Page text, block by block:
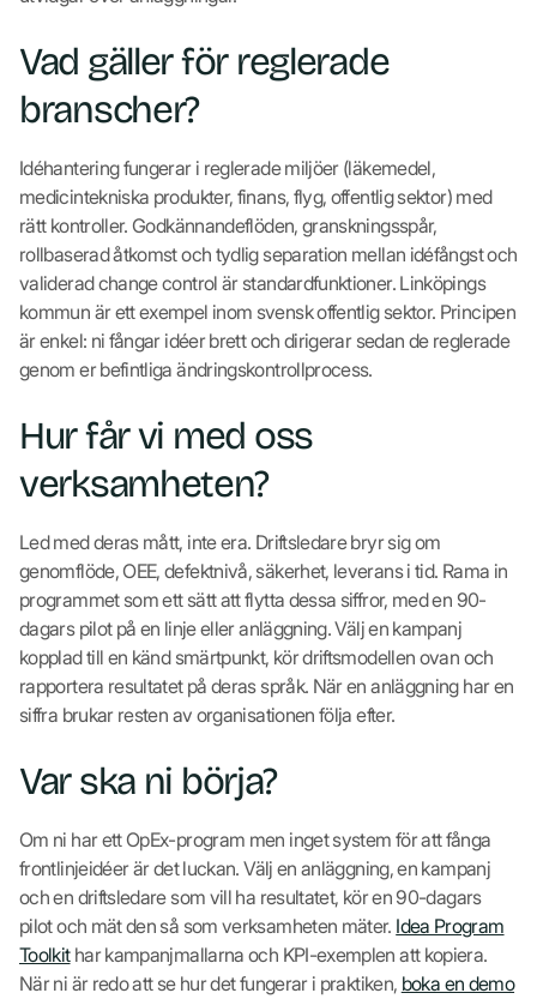
Vad gäller för reglerade
branscher?
Idéhantering fungerar i reglerade miljöer (läkemedel,
medicintekniska produkter, finans, flyg, offentlig sektor) med
rätt kontroller. Godkännandeflöden, granskningsspår,
rollbaserad åtkomst och tydlig separation mellan idéfångst och
validerad change control är standardfunktioner. Linköpings
kommun är ett exempel inom svensk offentlig sektor. Principen
är enkel: ni fångar idéer brett och dirigerar sedan de reglerade
genom er befintliga ändringskontrollprocess.
Hur får vi med oss
verksamheten?
Led med deras mått, inte era. Driftsledare bryr sig om
genomflöde, OEE, defektnivå, säkerhet, leverans i tid. Rama in
programmet som ett sätt att flytta dessa siffror, med en 90-
dagars pilot på en linje eller anläggning. Välj en kampanj
kopplad till en känd smärtpunkt, kör driftsmodellen ovan och
rapportera resultatet på deras språk. När en anläggning har en
siffra brukar resten av organisationen följa efter.
Var ska ni börja?
Om ni har ett OpEx-program men inget system för att fånga
frontlinjeidéer är det luckan. Välj en anläggning, en kampanj
och en driftsledare som vill ha resultatet, kör en 90-dagars
pilot och mät den så som verksamheten mäter. Idea Program
Toolkithar kampanjmallarna och KPI-exemplen att kopiera.
När ni är redo att se hur det fungerar i praktiken, boka en demo